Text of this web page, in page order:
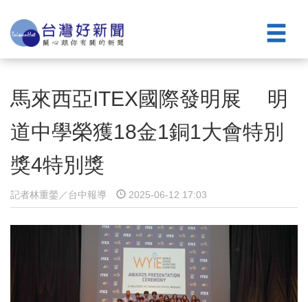
馬來西亞ITEX國際發明展 明
道中學榮獲18金1銅1大會特別
獎4特別獎
記者林重鎣／台中報導 2025-06-12 17:03